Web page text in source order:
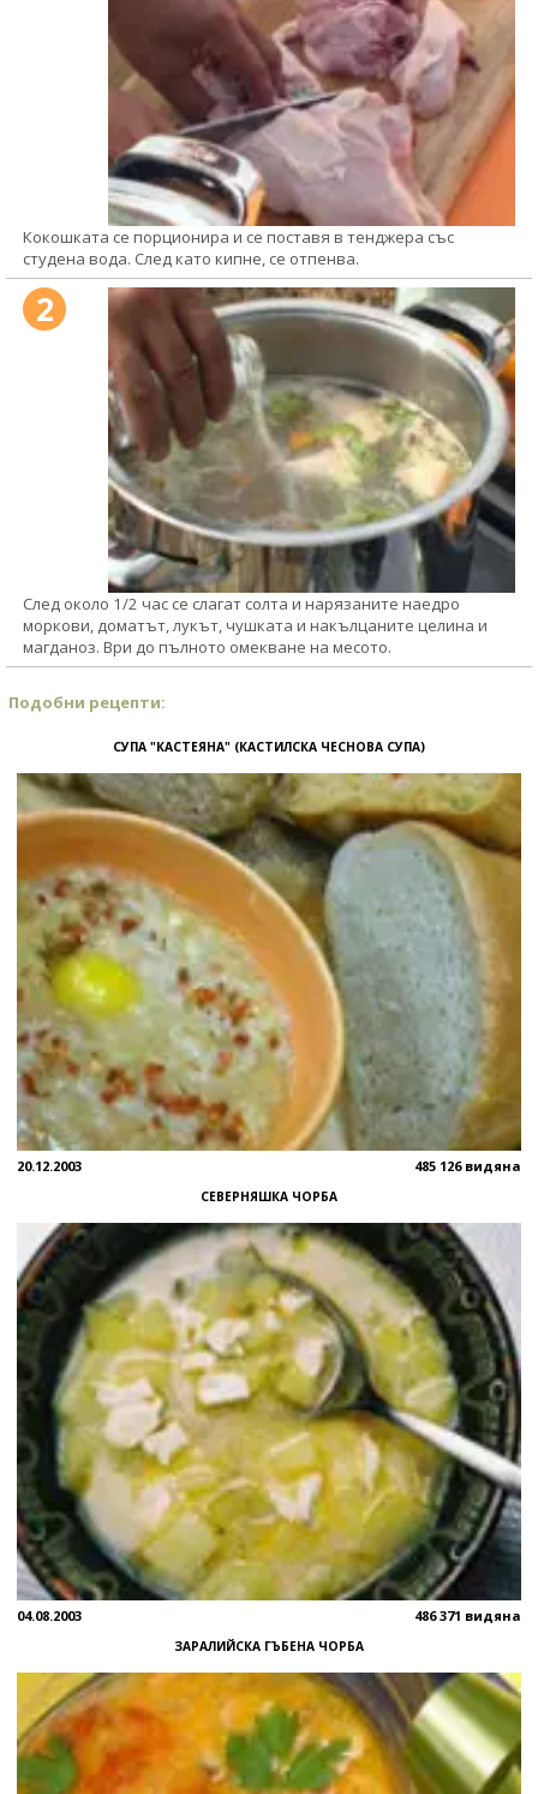
Кокошката се порционира и се поставя в тенджера със
студена вода. След като кипне, се отпенва.
2
След около 1/2 час се слагат солта и нарязаните наедро
моркови, доматът, лукът, чушката и накълцаните целина и
магданоз. Ври до пълното омекване на месото.
Подобни рецепти:
СУПА "КАСТЕЯНА" (КАСТИЛСКА ЧЕСНОВА СУПА)
20.12.2003 485 126 видяна
СЕВЕРНЯШКА ЧОРБА
04.08.2003 486 371 видяна
ЗАРАЛИЙСКА ГЪБЕНА ЧОРБА